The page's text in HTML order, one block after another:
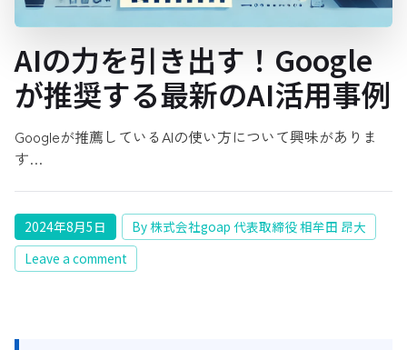
AIの力を引き出す！Google
が推奨する最新のAI活用事例
Googleが推薦しているAIの使い方について興味がありま
す…
2024年8月5日
By 株式会社goap 代表取締役 相牟田 昂大
Leave a comment